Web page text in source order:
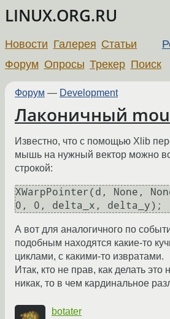
LINUX.ORG.RU
Новости Галерея Статьи
Форум Опросы Трекер Поиск
Форум — Development
Лаконичный
Известно, что с помощью Xlib
мышь на нужный вектор можно
строкой:
XWarpPointer(d, None,
0, 0, delta_x, delta_y);
А вот для аналогичного по
подобным находятся какие-то
циклами, с какими-то извратами.
Итак, кто не прав, как делать это
никак, то в чем кардинальное
botater